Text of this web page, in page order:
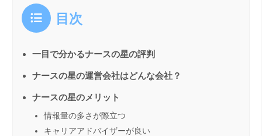
目次
一目で分かるナースの星の評判
ナースの星の運営会社はどんな会社？
ナースの星のメリット
情報量の多さが際立つ
キャリアアドバイザーが良い